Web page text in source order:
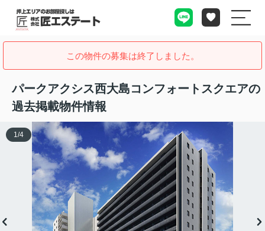
この物件の募集は終了しました。
パークアクシス西大島コンフォートスクエアの
過去掲載物件情報
1 /4